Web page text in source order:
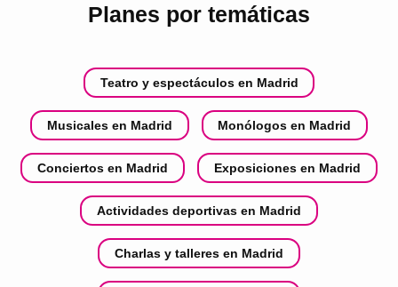
Planes por temáticas
Teatro y espectáculos en Madrid
Musicales en Madrid Monólogos en Madrid
Conciertos en Madrid Exposiciones en Madrid
Actividades deportivas en Madrid
Charlas y talleres en Madrid